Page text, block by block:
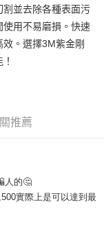
並去除各種表面污
用不易磨損。快速
。選擇3M紫金剛
推薦
人的🤔
實際上是可以達到最